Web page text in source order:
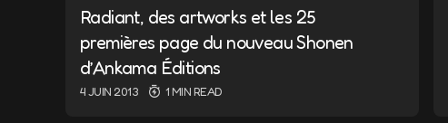
Message
Radiant, des artworks et les 25
premières page du nouveau Shonen
d’Ankama Éditions
4 JUIN 2013 1 MIN READ